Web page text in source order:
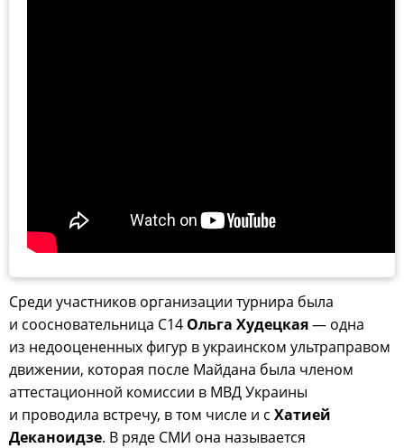
Среди участников организации турнира была
и соосновательница С14 Ольга Худецкая— одна
из недооцененных фигур в украинском ультраправом
движении, которая после Майдана была членом
аттестационной комиссии в МВД Украины
и проводила встречу, в том числе и с Хатией
Деканоидзе. В ряде СМИ она называется